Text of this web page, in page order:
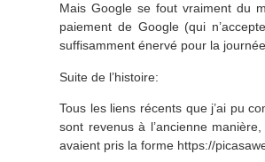
Mais Google se fout vraiment du
paiement de Google (qui
suffisamment énervé pour la
Suite de l’histoire:
Tous les liens récents que j’ai pu
sont revenus à l’ancienne
avaient pris la forme https://